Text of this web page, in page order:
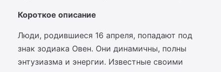
Короткое описание
Люди, родившиеся 16 апреля, попадают под
знак зодиака Овен. Они динамичны, полны
энтузиазма и энергии. Известные своими